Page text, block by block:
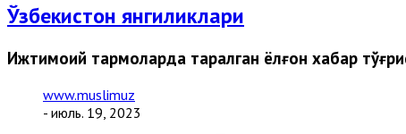
Ўзбекистон янгиликлари
Ижтимоий тармоқларда тарқалган ёлғон хабар
www.muslimuz
- июль. 19, 2023